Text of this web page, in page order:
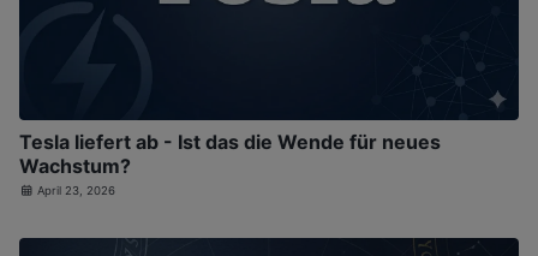
Tesla liefert ab - Ist das die Wende für neues
Wachstum?
April 23, 2026